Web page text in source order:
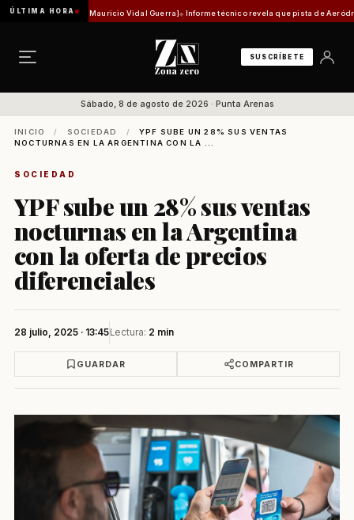
ÚLTIMA HORA
[Por Mauricio Vidal Guerra] Informe técnico revela que pista de Aeródromo
SUSCRÍBETE
Sábado, 8 de agosto de 2026 · Punta Arenas
INICIO / SOCIEDAD /
YPF SUBE UN 28% SUS VENTAS
NOCTURNAS EN LA ARGENTINA CON LA ...
SOCIEDAD
YPF sube un 28% sus ventas
nocturnas en la Argentina
con la oferta de precios
diferenciales
28 julio, 2025 · 13:45Lectura: 2 min
GUARDAR COMPARTIR